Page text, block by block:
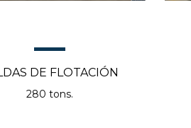
DE FLOTACIÓN
280 tons.